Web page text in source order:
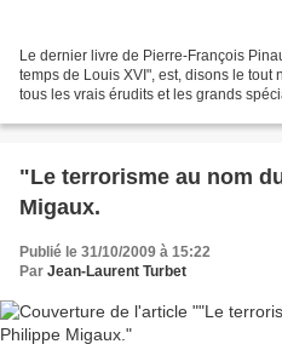
Le dernier livre de Pierre-François
temps de Louis XVI", est, disons le tout
tous les vrais érudits et les grands
"Le terrorisme au nom
Migaux.
Publié le 31/10/2009 à 15:22
Par Jean-Laurent Turbet